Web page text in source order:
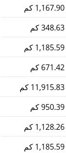
1,167.90 كم
348.63 كم
1,185.59 كم
671.42 كم
11,915.83 كم
950.39 كم
1,128.26 كم
1,185.59 كم